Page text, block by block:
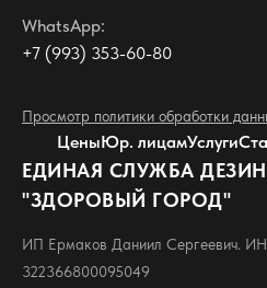
WhatsApp:
+7 (993) 353-60-80
Просмотр политики обработки
ЦеныЮр. лицамУслуги
ЕДИНАЯ СЛУЖБА
"ЗДОРОВЫЙ ГОРОД"
ИП Ермаков Даниил Сергеевич.
322366800095049